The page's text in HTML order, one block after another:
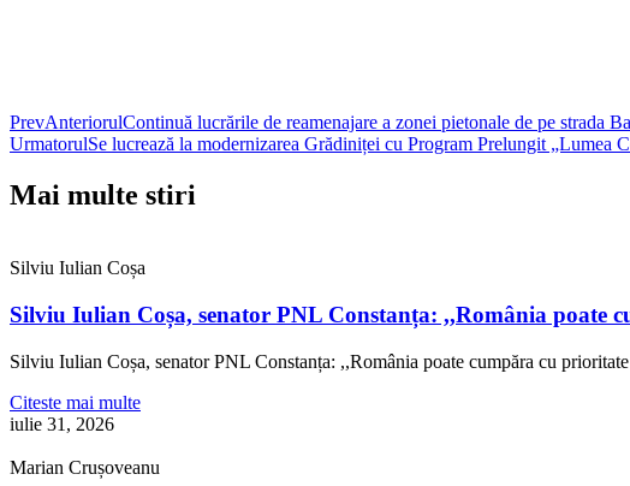
PrevAnteriorulContinuă lucrările de reamenajare a zonei pietonale de pe strada
UrmatorulSe lucrează la modernizarea Grădiniței cu Program Prelungit „Lumea
Mai multe stiri
Silviu Iulian Coșa
Silviu Iulian Coșa, senator PNL Constanța: ,,România poate
Silviu Iulian Coșa, senator PNL Constanța: ,,România poate cumpăra cu
Citeste mai multe
iulie 31, 2026
Marian Crușoveanu